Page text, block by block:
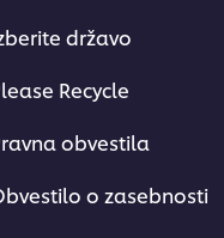
državo
Recycle
obvestila
o zasebnosti